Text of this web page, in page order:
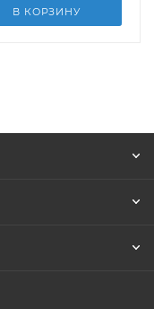
В КОРЗИНУ